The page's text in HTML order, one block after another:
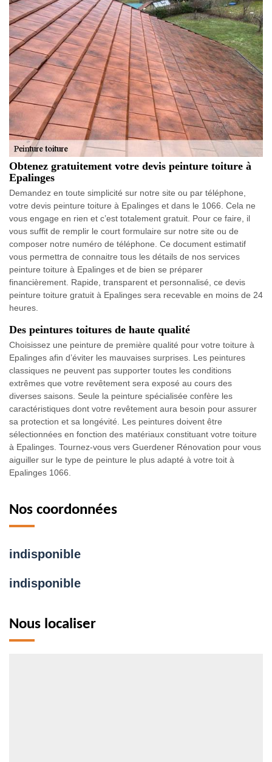
Obtenez gratuitement votre devis peinture toiture à
Epalinges
Demandez en toute simplicité sur notre site ou par téléphone,
votre devis peinture toiture à Epalinges et dans le 1066. Cela ne
vous engage en rien et c’est totalement gratuit. Pour ce faire, il
vous suffit de remplir le court formulaire sur notre site ou de
composer notre numéro de téléphone. Ce document estimatif
vous permettra de connaitre tous les détails de nos services
peinture toiture à Epalinges et de bien se préparer
financièrement. Rapide, transparent et personnalisé, ce devis
peinture toiture gratuit à Epalinges sera recevable en moins de 24
heures.
Des peintures toitures de haute qualité
Choisissez une peinture de première qualité pour votre toiture à
Epalinges afin d’éviter les mauvaises surprises. Les peintures
classiques ne peuvent pas supporter toutes les conditions
extrêmes que votre revêtement sera exposé au cours des
diverses saisons. Seule la peinture spécialisée confère les
caractéristiques dont votre revêtement aura besoin pour assurer
sa protection et sa longévité. Les peintures doivent être
sélectionnées en fonction des matériaux constituant votre toiture
à Epalinges. Tournez-vous vers Guerdener Rénovation pour vous
aiguiller sur le type de peinture le plus adapté à votre toit à
Epalinges 1066.
Nos coordonnées
indisponible
indisponible
Nous localiser